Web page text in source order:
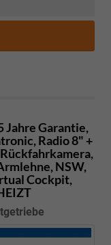
Jahre Garantie,
Radio 8" +
NSW,
Cockpit,